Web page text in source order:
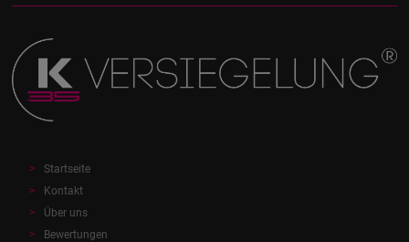
Startseite
Kontakt
Über uns
Bewertungen